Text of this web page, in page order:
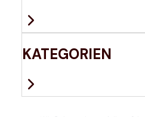
KATEGORIEN